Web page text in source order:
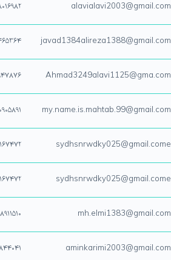
alavialavi2003@gmail.com
javad1384alireza1388@gmail.com
Ahmad3249alavi1125@gma.com
my.name.is.mahtab.99@gmail.com
sydhsnrwdky025@gmail.come
sydhsnrwdky025@gmail.come
mh.elmi1383@gmail.com
aminkarimi2003@gmail.com